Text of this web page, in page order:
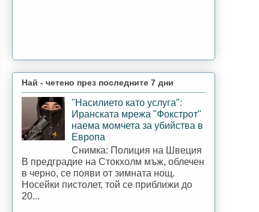
Най - четено през последните 7 дни
"Насилието като услуга":
Иранската мрежа "Фокстрот"
наема момчета за убийства в
Европа
Снимка: Полиция на Швеция
В предградие на Стокхолм мъж, облечен
в черно, се появи от зимната нощ.
Носейки пистолет, той се приближи до
20...